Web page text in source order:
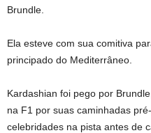
Brundle.
Ela esteve com sua comitiva
principado do Mediterrâneo.
Kardashian foi pego por
na F1 por suas caminhadas
celebridades na pista antes de